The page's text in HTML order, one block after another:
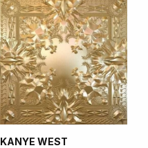
KANYE WEST